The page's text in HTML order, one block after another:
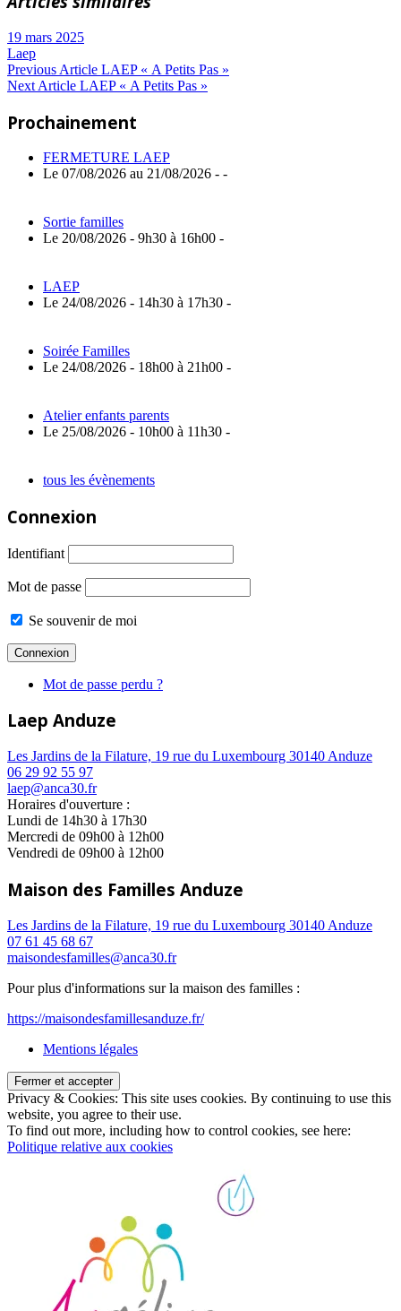
19 mars 2025
Laep
Navigation
l’article
Previous ArticlePrevious
Post:
LAEP « A Petits Pas »
Next ArticleNext
LAEP « A Petits Pas »
Prochainement
FERMETURE LAEP
Le 07/08/2026 au 21/08/2026 - -
Sortie familles
Le 20/08/2026 - 9h30 à 16h00 -
LAEP
Le 24/08/2026 - 14h30 à 17h30 -
Soirée Familles
Le 24/08/2026 - 18h00 à 21h00 -
Atelier enfants parents
Le 25/08/2026 - 10h00 à 11h30 -
tous les évènements
Connexion
Identifiant
Mot de passe
Se souvenir de moi
Mot de passe perdu ?
Laep Anduze
Les Jardins de la Filature, 19 rue du Luxembourg 30140 Anduze
06 29 92 55 97
laep@anca30.fr
Horaires d'ouverture :
Lundi de 14h30 à 17h30
Mercredi de 09h00 à 12h00
Vendredi de 09h00 à 12h00
Maison des Familles Anduze
Les Jardins de la Filature, 19 rue du Luxembourg 30140 Anduze
07 61 45 68 67
maisondesfamilles@anca30.fr
Pour plus d'informations sur la maison des familles :
https://maisondesfamillesanduze.fr/
Mentions légales
Privacy & Cookies: This site uses cookies. By continuing to use this
website, you agree to their use.
To find out more, including how to control cookies, see here:
Politique relative aux cookies